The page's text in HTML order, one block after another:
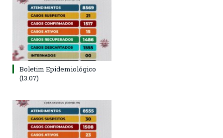
Boletim Epidemiológico
(13.07)